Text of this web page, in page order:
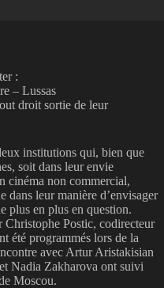
:
– Lussas
droit sortie de leur
institutions qui, bien que
soit dans leur envie
cinéma non commercial,
dans leur manière d’envisager
plus en plus en question.
Christophe Postic, codirecteur
été programmés lors de la
avec Artur Aristakisian
Nadia Zakharova ont suivi
Moscou.